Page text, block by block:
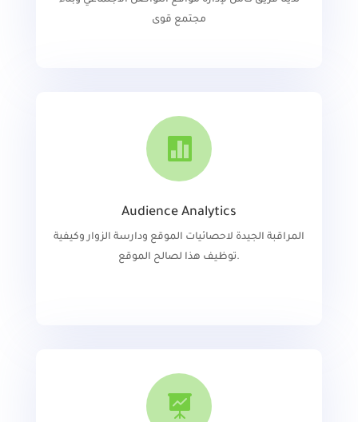
مجتمع قوى

Audience Analytics
المراقبة الجيدة لاحصائيات الموقع ودارسة الزوار وكيفية
.توظيف هذا لصالح الموقع
